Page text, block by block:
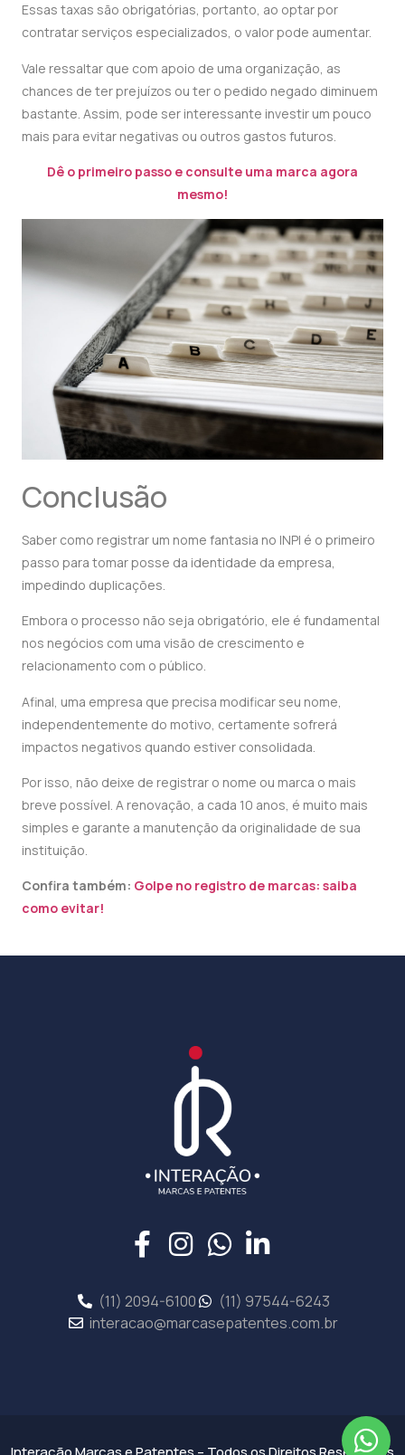
Essas taxas são obrigatórias, portanto, ao optar por
contratar serviços especializados, o valor pode aumentar.
Vale ressaltar que com apoio de uma organização, as
chances de ter prejuízos ou ter o pedido negado diminuem
bastante. Assim, pode ser interessante investir um pouco
mais para evitar negativas ou outros gastos futuros.
Dê o primeiro passo e consulte uma marca agora
mesmo!
Conclusão
Saber como registrar um nome fantasia no INPI é o primeiro
passo para tomar posse da identidade da empresa,
impedindo duplicações.
Embora o processo não seja obrigatório, ele é fundamental
nos negócios com uma visão de crescimento e
relacionamento com o público.
Afinal, uma empresa que precisa modificar seu nome,
independentemente do motivo, certamente sofrerá
impactos negativos quando estiver consolidada.
Por isso, não deixe de registrar o nome ou marca o mais
breve possível. A renovação, a cada 10 anos, é muito mais
simples e garante a manutenção da originalidade de sua
instituição.
Confira também: Golpe no registro de marcas: saiba
como evitar!
(11) 2094-6100
(11) 97544-6243
interacao@marcasepatentes.com.br